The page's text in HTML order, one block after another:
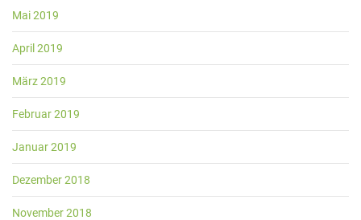
Mai 2019
April 2019
März 2019
Februar 2019
Januar 2019
Dezember 2018
November 2018